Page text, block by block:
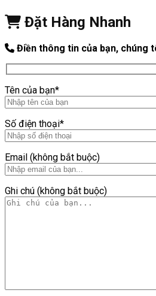
Đặt Hàng Nhanh
Điền thông tin của bạn, chúng
Tên của bạn*
Số điện thoại*
Email (không bắt buộc)
Ghi chú (không bắt buộc)